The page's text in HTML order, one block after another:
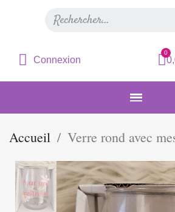
Connexion
Accueil Verre rond avec